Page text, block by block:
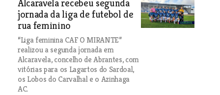
Alcaravela recebeu segunda
jornada da liga de futebol de
rua feminino
“Liga feminina CAF O MIRANTE”
realizou a segunda jornada em
Alcaravela, concelho de Abrantes, com
vitórias para os Lagartos do Sardoal,
os Lobos do Carvalhal e o Azinhaga
AC.